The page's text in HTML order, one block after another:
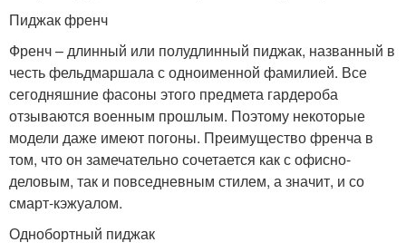
Пиджак френч
Френч – длинный или полудлинный пиджак, названный в
честь фельдмаршала с одноименной фамилией. Все
сегодняшние фасоны этого предмета гардероба
отзываются военным прошлым. Поэтому некоторые
модели даже имеют погоны. Преимущество френча в
том, что он замечательно сочетается как с офисно-
деловым, так и повседневным стилем, а значит, и со
смарт-кэжуалом.
Однобортный пиджак